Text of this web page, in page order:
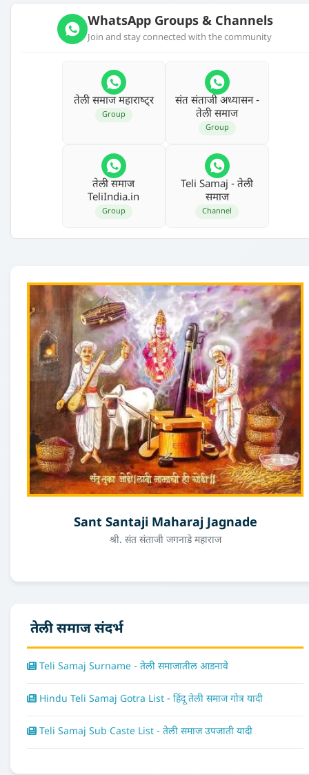
WhatsApp Groups & Channels
Join and stay connected with the community
तेली समाज महाराष्‍ट्र
Group
संत संताजी अध्‍यासन -
तेली समाज
Group
तेली समाज
TeliIndia.in
Group
Teli Samaj - तेली
समाज
Channel
Sant Santaji Maharaj Jagnade
श्री. संत संताजी जगनाडे महाराज
तेली समाज संदर्भ
Teli Samaj Surname - तेली समाजातील आडनावे
Hindu Teli Samaj Gotra List - हिंदू तेली समाज गोत्र यादी
Teli Samaj Sub Caste List - तेली समाज उपजाती यादी